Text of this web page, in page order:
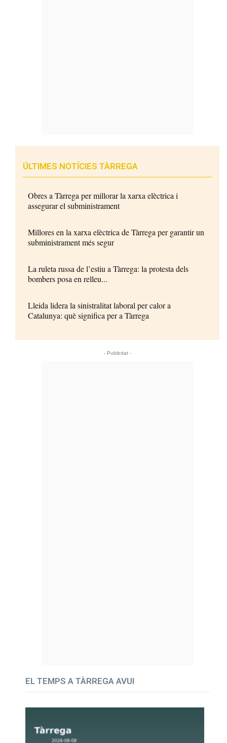
ÚLTIMES NOTÍCIES TÀRREGA
Obres a Tàrrega per millorar la xarxa elèctrica i
assegurar el subministrament
Millores en la xarxa elèctrica de Tàrrega per garantir un
subministrament més segur
La ruleta russa de l’estiu a Tàrrega: la protesta dels
bombers posa en relleu...
Lleida lidera la sinistralitat laboral per calor a
Catalunya: què significa per a Tàrrega
- Publicitat -
EL TEMPS A TÀRREGA AVUI